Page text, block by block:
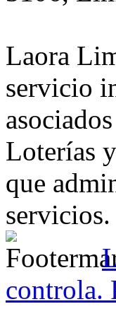
Laora
servicio
Loterías
que
servicios.
controla.